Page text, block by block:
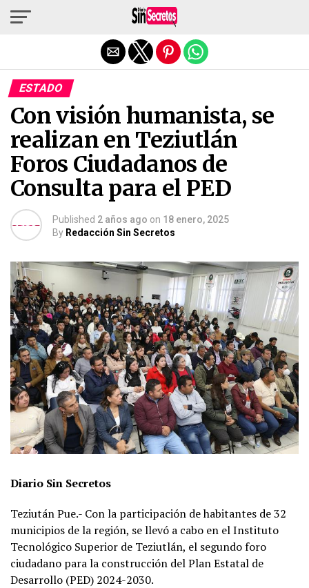
ESTADO
Con visión humanista, se
realizan en Teziutlán
Foros Ciudadanos de
Consulta para el PED
Published 2 años ago on 18 enero, 2025
By Redacción Sin Secretos
Diario Sin Secretos
Teziután Pue.- Con la participación de habitantes de 32
municipios de la región, se llevó a cabo en el Instituto
Tecnológico Superior de Teziutlán, el segundo foro
ciudadano para la construcción del Plan Estatal de
Desarrollo (PED) 2024-2030.
Salir de la versión móvil